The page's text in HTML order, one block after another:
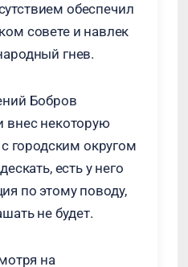
обеспечил
совете и навлек
гнев.
Бобров
внес некоторую
с городским округом
есть у него
по этому поводу,
не будет.
на